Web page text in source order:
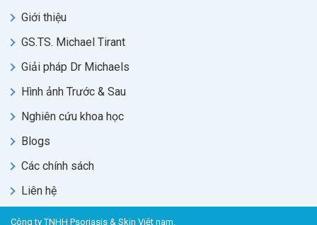
Giới thiệu
GS.TS. Michael Tirant
Giải pháp Dr Michaels
Hình ảnh Trước & Sau
Nghiên cứu khoa học
Blogs
Các chính sách
Liên hệ
Công ty TNHH Psoriasis & Skin Việt nam.